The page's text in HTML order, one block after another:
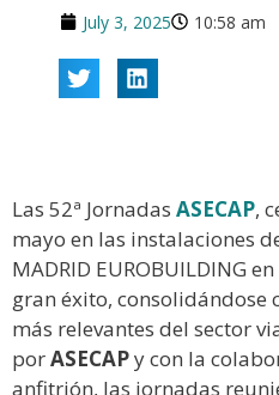
July 3, 2025 10:58 am
Las 52ª Jornadas ASECAP,
mayo en las instalaciones
MADRID EUROBUILDING
gran éxito, consolidándose
más relevantes del sector
porASECAPy con la
anfitrión, las jornadas